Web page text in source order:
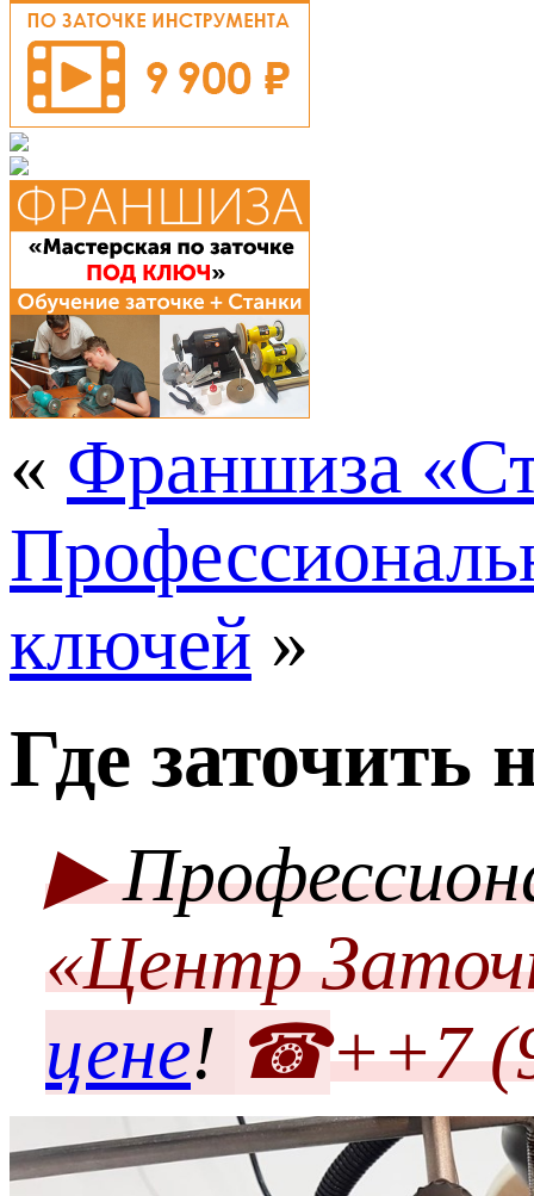
« Франшиза
ключей »
Где
▶
«Центр
цене! ☎++7